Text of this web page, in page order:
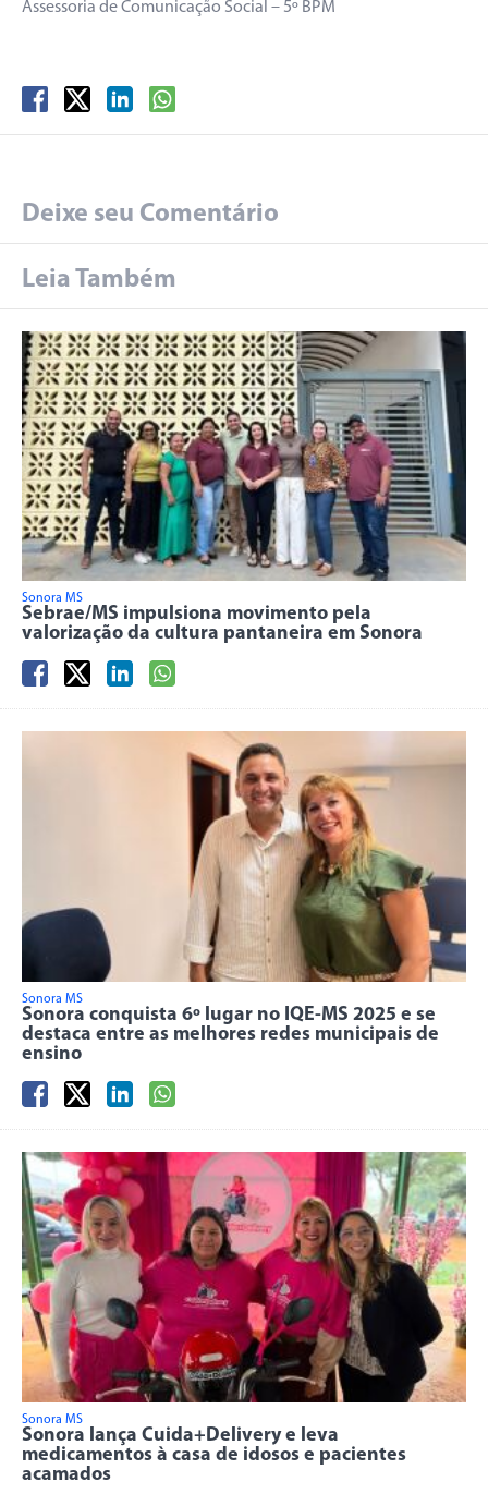
Assessoria de Comunicação Social – 5º BPM
Deixe seu Comentário
Leia Também
Sonora MS
Sebrae/MS impulsiona movimento pela
valorização da cultura pantaneira em Sonora
Sonora MS
Sonora conquista 6º lugar no IQE-MS 2025 e se
destaca entre as melhores redes municipais de
ensino
Sonora MS
Sonora lança Cuida+Delivery e leva
medicamentos à casa de idosos e pacientes
acamados